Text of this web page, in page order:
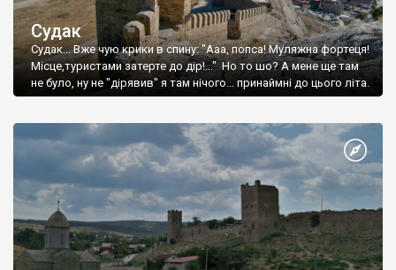
Судак
Судак... Вже чую крики в спину: "Ааа, попса! Муляжна фортеця!
Місце,туристами затерте до дір!..." Но то шо? А мене ще там
не було, ну не "дірявив" я там нічого... принаймні до цього літа.